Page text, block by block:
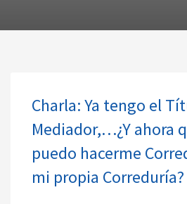
Charla: Ya tengo el
Mediador,…¿Y ahora
puedo hacerme
mi propia Correduría?